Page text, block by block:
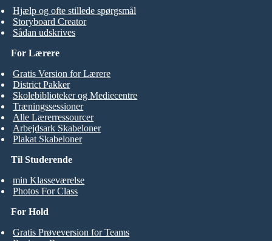
Hjælp og ofte stillede spørgsmål
Storyboard Creator
Sådan udskrives
Til Studerende
min Klasseværelse
Photos For Class
For Lærere
Gratis Version for Lærere
District Pakker
Skolebiblioteker og Mediecentre
Træningssessioner
Alle Lærerressourcer
Arbejdsark Skabeloner
Plakat Skabeloner
For Hold
Gratis Prøveversion for Teams